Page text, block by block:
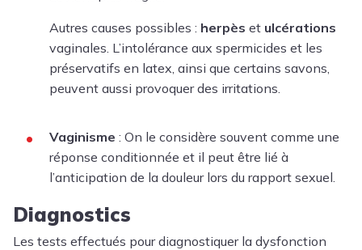
Autres causes possibles : herpès et ulcérations
vaginales. L’intolérance aux spermicides et les
préservatifs en latex, ainsi que certains savons,
peuvent aussi provoquer des irritations.
Vaginisme : On le considère souvent comme une
réponse conditionnée et il peut être lié à
l’anticipation de la douleur lors du rapport sexuel.
Diagnostics
Les tests effectués pour diagnostiquer la dysfonction